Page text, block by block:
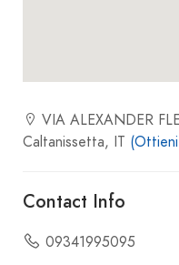
VIA ALEXANDER
Caltanissetta, IT
Contact Info
09341995095